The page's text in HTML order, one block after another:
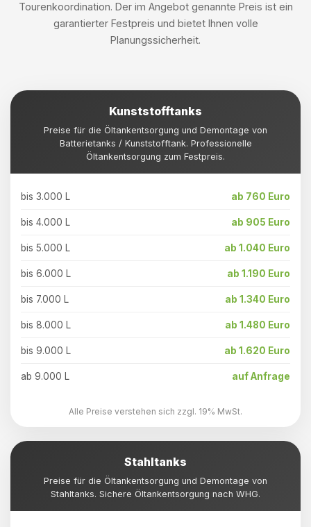
Tourenkoordination. Der im Angebot genannte Preis ist ein
garantierter Festpreis und bietet Ihnen volle
Planungssicherheit.
Kunststofftanks
Preise für die Öltankentsorgung und Demontage von
Batterietanks / Kunststofftank. Professionelle
Öltankentsorgung zum Festpreis.
bis 3.000 L ab 760 Euro
bis 4.000 L ab 905 Euro
bis 5.000 L ab 1.040 Euro
bis 6.000 L ab 1.190 Euro
bis 7.000 L ab 1.340 Euro
bis 8.000 L ab 1.480 Euro
bis 9.000 L ab 1.620 Euro
ab 9.000 L auf Anfrage
Alle Preise verstehen sich zzgl. 19% MwSt.
Stahltanks
Preise für die Öltankentsorgung und Demontage von
Stahltanks. Sichere Öltankentsorgung nach WHG.